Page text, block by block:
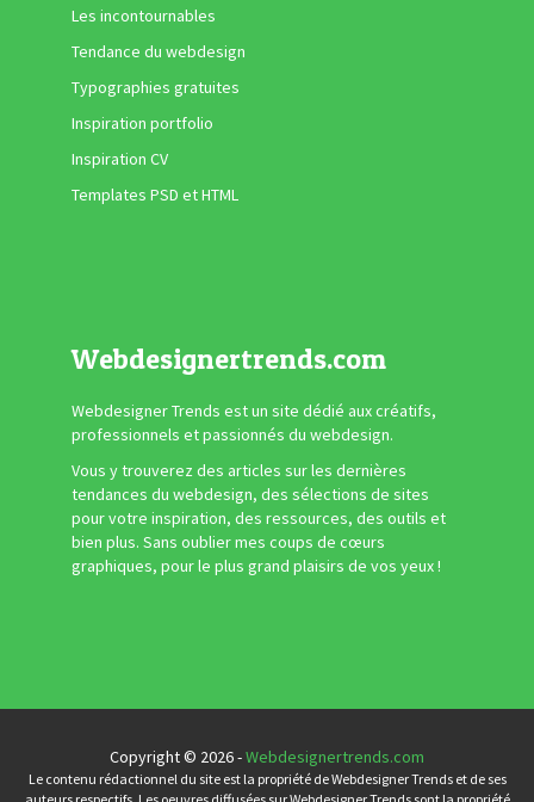
Les incontournables
Tendance du webdesign
Typographies gratuites
Inspiration portfolio
Inspiration CV
Templates PSD et HTML
Webdesignertrends.com
Webdesigner Trends est un site dédié aux créatifs,
professionnels et passionnés du webdesign.
Vous y trouverez des articles sur les dernières
tendances du webdesign, des sélections de sites
pour votre inspiration, des ressources, des outils et
bien plus. Sans oublier mes coups de cœurs
graphiques, pour le plus grand plaisirs de vos yeux !
Copyright © 2026 -Webdesignertrends.com
Le contenu rédactionnel du site est la propriété de Webdesigner Trends et de ses